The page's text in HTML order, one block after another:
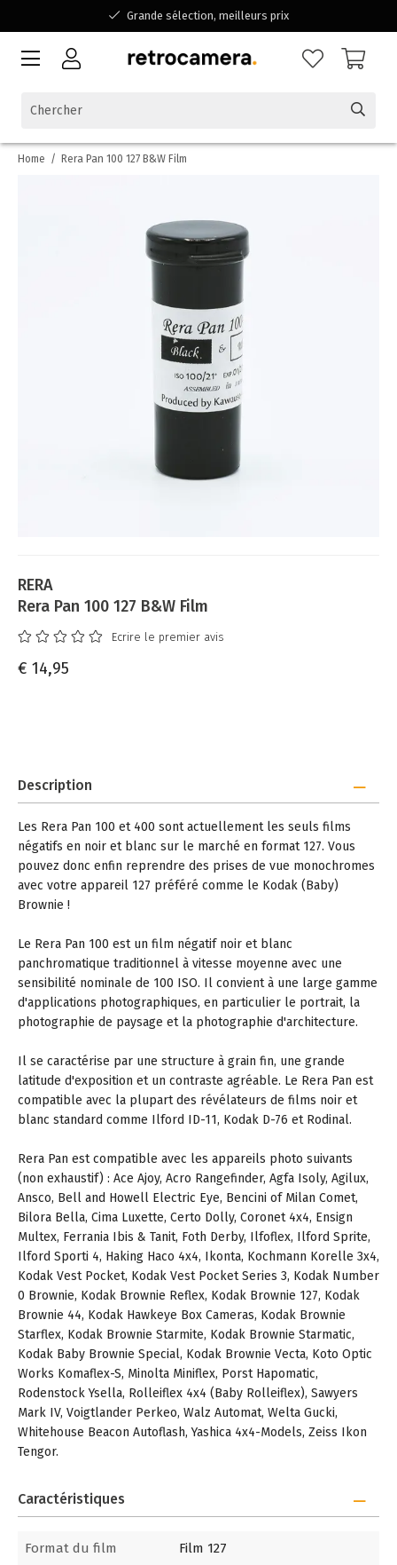
Grande sélection, meilleurs prix
Disponible pour toutes vos questions
Home / Rera Pan 100 127 B&W Film
RERA
Rera Pan 100 127 B&W Film
Ecrire le premier avis
€ 14,95
Description
Les Rera Pan 100 et 400 sont actuellement les seuls films
négatifs en noir et blanc sur le marché en format 127. Vous
pouvez donc enfin reprendre des prises de vue monochromes
avec votre appareil 127 préféré comme le Kodak (Baby)
Brownie !
Le Rera Pan 100 est un film négatif noir et blanc
panchromatique traditionnel à vitesse moyenne avec une
sensibilité nominale de 100 ISO. Il convient à une large gamme
d'applications photographiques, en particulier le portrait, la
photographie de paysage et la photographie d'architecture.
Il se caractérise par une structure à grain fin, une grande
latitude d'exposition et un contraste agréable. Le Rera Pan est
compatible avec la plupart des révélateurs de films noir et
blanc standard comme Ilford ID-11, Kodak D-76 et Rodinal.
Rera Pan est compatible avec les appareils photo suivants
(non exhaustif) : Ace Ajoy, Acro Rangefinder, Agfa Isoly, Agilux,
Ansco, Bell and Howell Electric Eye, Bencini of Milan Comet,
Bilora Bella, Cima Luxette, Certo Dolly, Coronet 4x4, Ensign
Multex, Ferrania Ibis & Tanit, Foth Derby, Ilfoflex, Ilford Sprite,
Ilford Sporti 4, Haking Haco 4x4, Ikonta, Kochmann Korelle 3x4,
Kodak Vest Pocket, Kodak Vest Pocket Series 3, Kodak Number
0 Brownie, Kodak Brownie Reflex, Kodak Brownie 127, Kodak
Brownie 44, Kodak Hawkeye Box Cameras, Kodak Brownie
Starflex, Kodak Brownie Starmite, Kodak Brownie Starmatic,
Kodak Baby Brownie Special, Kodak Brownie Vecta, Koto Optic
Works Komaflex-S, Minolta Miniflex, Porst Hapomatic,
Rodenstock Ysella, Rolleiflex 4x4 (Baby Rolleiflex), Sawyers
Mark IV, Voigtlander Perkeo, Walz Automat, Welta Gucki,
Whitehouse Beacon Autoflash, Yashica 4x4-Models, Zeiss Ikon
Tengor.
Caractéristiques
Format du film Film 127